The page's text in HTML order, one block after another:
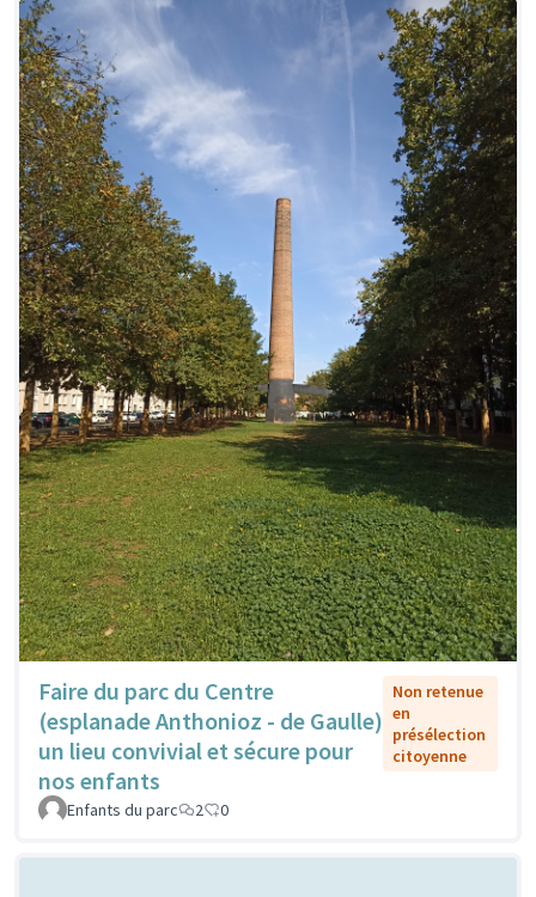
Faire du parc du Centre
(esplanade Anthonioz - de Gaulle)
un lieu convivial et sécure pour
nos enfants
Non retenue
en
présélection
citoyenne
Enfants du parc 2 0